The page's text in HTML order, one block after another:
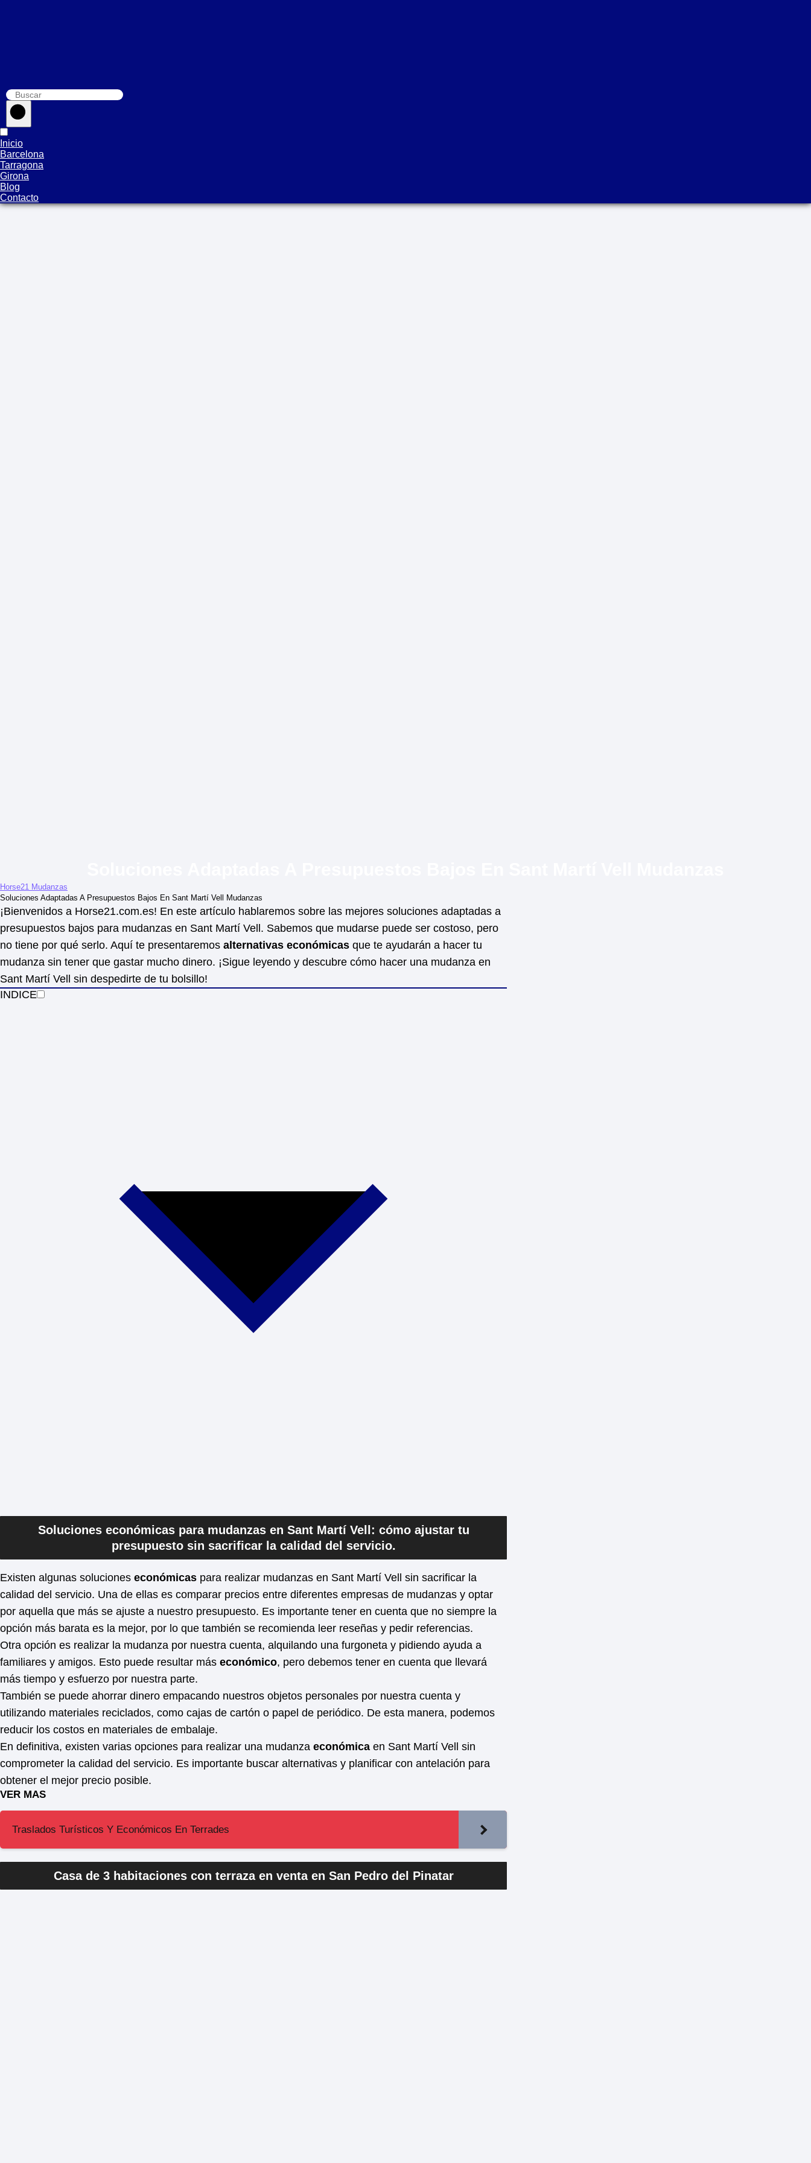
Inicio
Barcelona
Tarragona
Girona
Blog
Contacto
Horse21 Mudanzas
Soluciones Adaptadas A Presupuestos Bajos En Sant Martí Vell Mudanzas
¡Bienvenidos a Horse21.com.es! En este artículo hablaremos sobre las mejores soluciones adaptadas a
presupuestos bajos para mudanzas en Sant Martí Vell. Sabemos que mudarse puede ser costoso, pero
no tiene por qué serlo. Aquí te presentaremos alternativas económicas que te ayudarán a hacer tu
mudanza sin tener que gastar mucho dinero. ¡Sigue leyendo y descubre cómo hacer una mudanza en
Sant Martí Vell sin despedirte de tu bolsillo!
INDICE
Soluciones económicas para mudanzas en Sant Martí Vell: cómo ajustar tu
presupuesto sin sacrificar la calidad del servicio.
Existen algunas soluciones económicas para realizar mudanzas en Sant Martí Vell sin sacrificar la
calidad del servicio. Una de ellas es comparar precios entre diferentes empresas de mudanzas y optar
por aquella que más se ajuste a nuestro presupuesto. Es importante tener en cuenta que no siempre la
opción más barata es la mejor, por lo que también se recomienda leer reseñas y pedir referencias.
Otra opción es realizar la mudanza por nuestra cuenta, alquilando una furgoneta y pidiendo ayuda a
familiares y amigos. Esto puede resultar más económico, pero debemos tener en cuenta que llevará
más tiempo y esfuerzo por nuestra parte.
También se puede ahorrar dinero empacando nuestros objetos personales por nuestra cuenta y
utilizando materiales reciclados, como cajas de cartón o papel de periódico. De esta manera, podemos
reducir los costos en materiales de embalaje.
En definitiva, existen varias opciones para realizar una mudanza económica en Sant Martí Vell sin
comprometer la calidad del servicio. Es importante buscar alternativas y planificar con antelación para
obtener el mejor precio posible.
VER MAS
Traslados Turísticos Y Económicos En Terrades
Casa de 3 habitaciones con terraza en venta en San Pedro del Pinatar